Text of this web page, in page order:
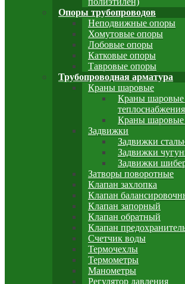
Опоры трубопроводов
Неподвижные опоры
Хомутовые опоры
Лобовые опоры
Катковые опоры
Тавровые опоры
Трубопроводная арматура
Краны шаровые
Краны шаровые
теплоснабжения
Краны шаровые
Задвижки
Задвижки
Задвижки
Задвижки
Затворы поворотные
Клапан захлопка
Клапан
Клапан запорный
Клапан обратный
Клапан
Счетчик воды
Термочехлы
Термометры
Манометры
Регулятор давления